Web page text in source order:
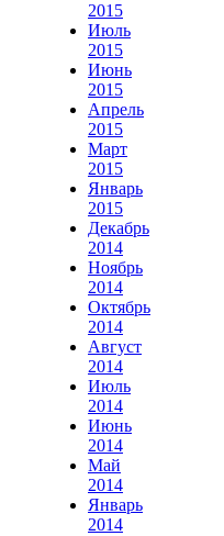
2015
Июль
2015
Июнь
2015
Апрель
2015
Март
2015
Январь
2015
Декабрь
2014
Ноябрь
2014
Октябрь
2014
Август
2014
Июль
2014
Июнь
2014
Май
2014
Январь
2014